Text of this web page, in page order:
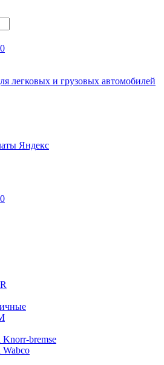
0
легковых и грузовых автомобилей
Яндекс
0
Knorr-bremse
Wabco